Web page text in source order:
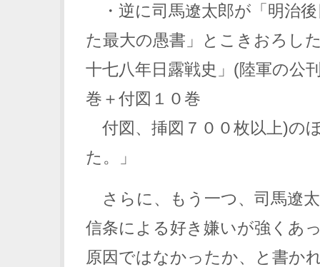
・逆に司馬遼太郎が「明治
た最大の愚書」とこきおろし
十七八年日露戦史」(陸軍の公
巻＋付図１０巻
付図、挿図７００枚以上)の
た。」
さらに、もう一つ、司馬遼
信条による好き嫌いが強くあ
原因ではなかったか、と書か